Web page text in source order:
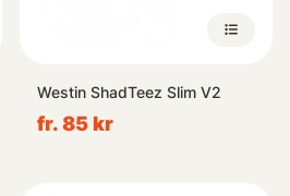
Westin ShadTeez Slim V2
fr. 85 kr